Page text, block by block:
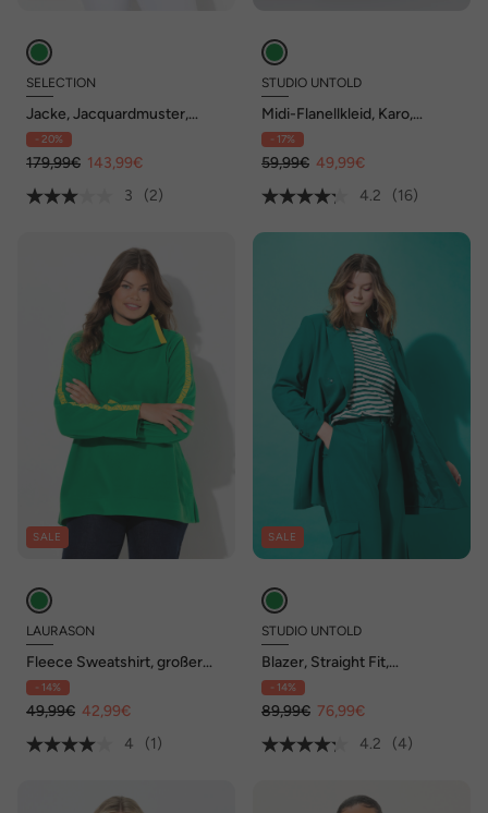
SELECTION
Jacke, Jacquardmuster,
Hemdkragen, Langarm
- 20%
179,99€ 143,99€
3
(2)
STUDIO UNTOLD
Midi-Flanellkleid, Karo,
Tunika-Ausschnitt, Langarm
- 17%
59,99€ 49,99€
4.2
(16)
SALE
LAURASON
Fleece Sweatshirt, großer
Kragen, Langarm
- 14%
49,99€ 42,99€
4
(1)
SALE
STUDIO UNTOLD
Blazer, Straight Fit,
doppelreihig, Revers,
Langarm
- 14%
89,99€ 76,99€
4.2
(4)